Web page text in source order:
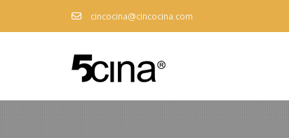
cincocina@cincocina.com